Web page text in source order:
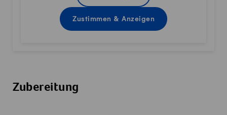
Zustimmen & Anzeigen
Zubereitung